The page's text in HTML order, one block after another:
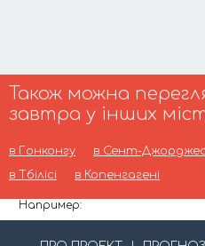
Також можна
завтра у інших
в Гонконгу в Сент-
в Тбілісі
в Копенгагені
Например: